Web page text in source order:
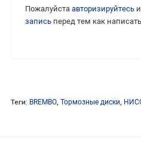
Пожалуйста авторизируйтесь
записьперед тем как
Теги: BREMBO, Тормозные диски,